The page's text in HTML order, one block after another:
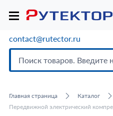
contact@rutector.ru
Главная страница
Каталог
Передвижной электрический